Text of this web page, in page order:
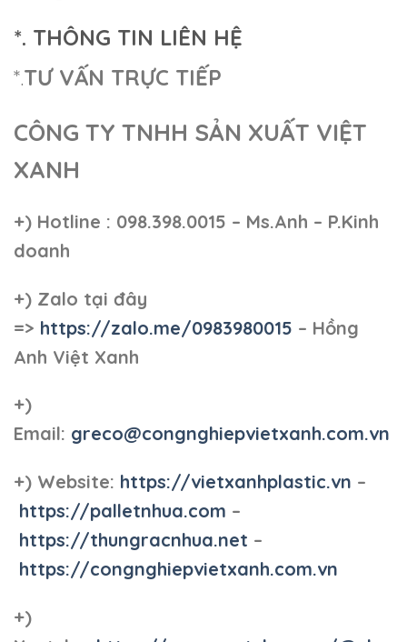
*. THÔNG TIN LIÊN HỆ
*.TƯ VẤN TRỰC TIẾP
CÔNG TY TNHH SẢN XUẤT VIỆT
XANH
+) Hotline : 098.398.0015 – Ms.Anh – P.Kinh
doanh
+) Zalo tại đây
=> https://zalo.me/0983980015 – Hồng
Anh Việt Xanh
+)
Email: greco@congnghiepvietxanh.com.vn
+) Website: https://vietxanhplastic.vn –
https://palletnhua.com –
https://thungracnhua.net –
https://congnghiepvietxanh.com.vn
+)